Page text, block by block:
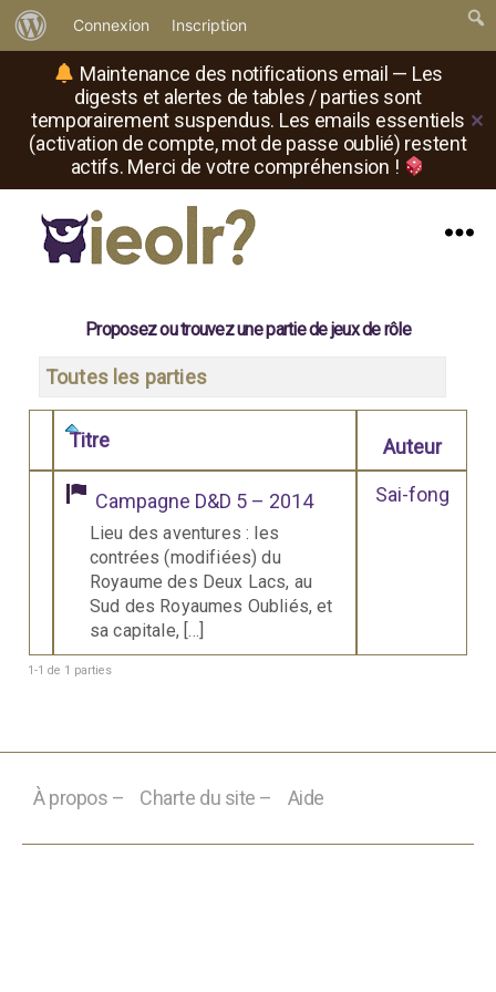
Maintenance des notifications email — Les
digests et alertes de tables / parties sont
temporairement suspendus. Les emails essentiels
(activation de compte, mot de passe oublié) restent
actifs. Merci de votre compréhension !
✕
propos
de
WordPress
Connexion Inscription
rôliste
Proposez ou trouvez une partie de jeux de rôle
Toutes les parties
Comporte des pièces jointes
Titre Auteur
Campagne D&D 5 – 2014
Lieu des aventures : les
contrées (modifiées) du
Royaume des Deux Lacs, au
Sud des Royaumes Oubliés, et
sa capitale, […]
Sai-fong
1-1 de 1 parties
À propos – Charte du site – Aide